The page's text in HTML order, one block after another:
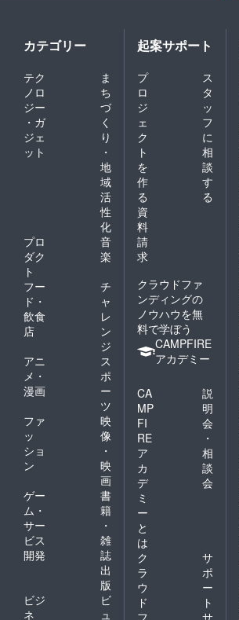
カテゴリー
テク
ノロ
ジー
・ガ
ジェ
ット
ま
ち
づ
く
り
・
地
域
活
性
化
プロ
ダク
ト
音
楽
フー
ド・
飲食
店
チ
ャ
レ
ン
ジ
アニ
メ・
漫画
ス
ポ
ー
ツ
ファ
ッ
ショ
ン
映
像
・
映
画
ゲー
ム・
サー
ビス
開発
書
籍
・
雑
誌
出
版
ビジ
ネ
ビ
ュ
起案サポート
プ
ロ
ジ
ェ
ク
ト
を
作
る
ス
タ
ッ
フ
に
相
談
す
る
資
料
請
求
クラウドファ
ンディングの
ノウハウを無
料で学ぼう
CAMPFIRE
アカデミー
CA
MP
FI
RE
ア
カ
デ
ミ
ー
と
は
説
明
会
・
相
談
会
ク
ラ
ウ
ド
フ
サ
ポ
ー
ト
サ